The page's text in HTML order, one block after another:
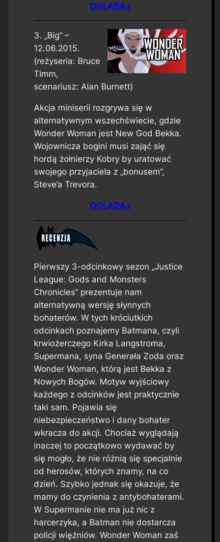
OGLĄDAJ
3. „Big” –
12.06.2015.
(reżyseria: Bruce
Timm,
scenariusz: Alan Burnett)
Akcja miniserii rozgrywa się w
alternatywnym wszechświecie, gdzie
Wonder Woman jest New God Bekka.
Wojownicza bogini musi zająć się
hordą żołnierzy Kobry by uratować
swojego przyjaciela z „bonusem”,
Steve’a Trevora.
OGLĄDAJ
Pierwszy 3-odcinkowy sezon „Justice
League: Gods and Monsters
Chronicles” prezentuje nam
alternatywną wersję słynnych
bohaterów. W tych króciutkich
odcinkach poznajemy Batmana, czyli
krwiożerczego Kirka Langstroma,
Supermana, syna Generała Zoda oraz
Wonder Woman, którą jest Bekka z
Nowych Bogów. Motyw wyjściowy
każdego z odcinków jest praktycznie
taki sam. Pojawia się
niebezpieczeństwo i dany bohater
wkracza do akcji. Chociaż wyglądają
inaczej to początkowo wydawać by
się mogło, że nie różnią się specjalnie
od herosów, których znamy, na co
dzień. Szybko jednak się okazuje, że
mamy do czynienia z antybohaterami.
W Supermanie nie ma już nic z
harcerzyka, a Batman nie dostarcza
policji więźniów. Wonder Woman zaś